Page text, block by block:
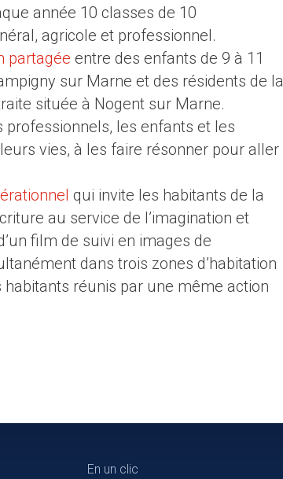
année 10 classes de 10
agricole et professionnel.
partagée entre des enfants de 9 à 11
sur Marne et des résidents de la
située à Nogent sur Marne.
les enfants et les
vies, à les faire résonner pour aller
qui invite les habitants de la
au service de l’imagination et
film de suivi en images de
dans trois zones d’habitation
réunis par une même action
En un clic